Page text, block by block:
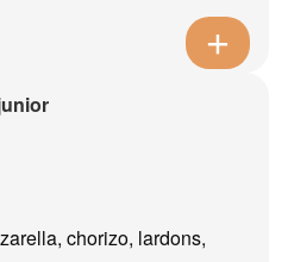
chorizo, lardons,